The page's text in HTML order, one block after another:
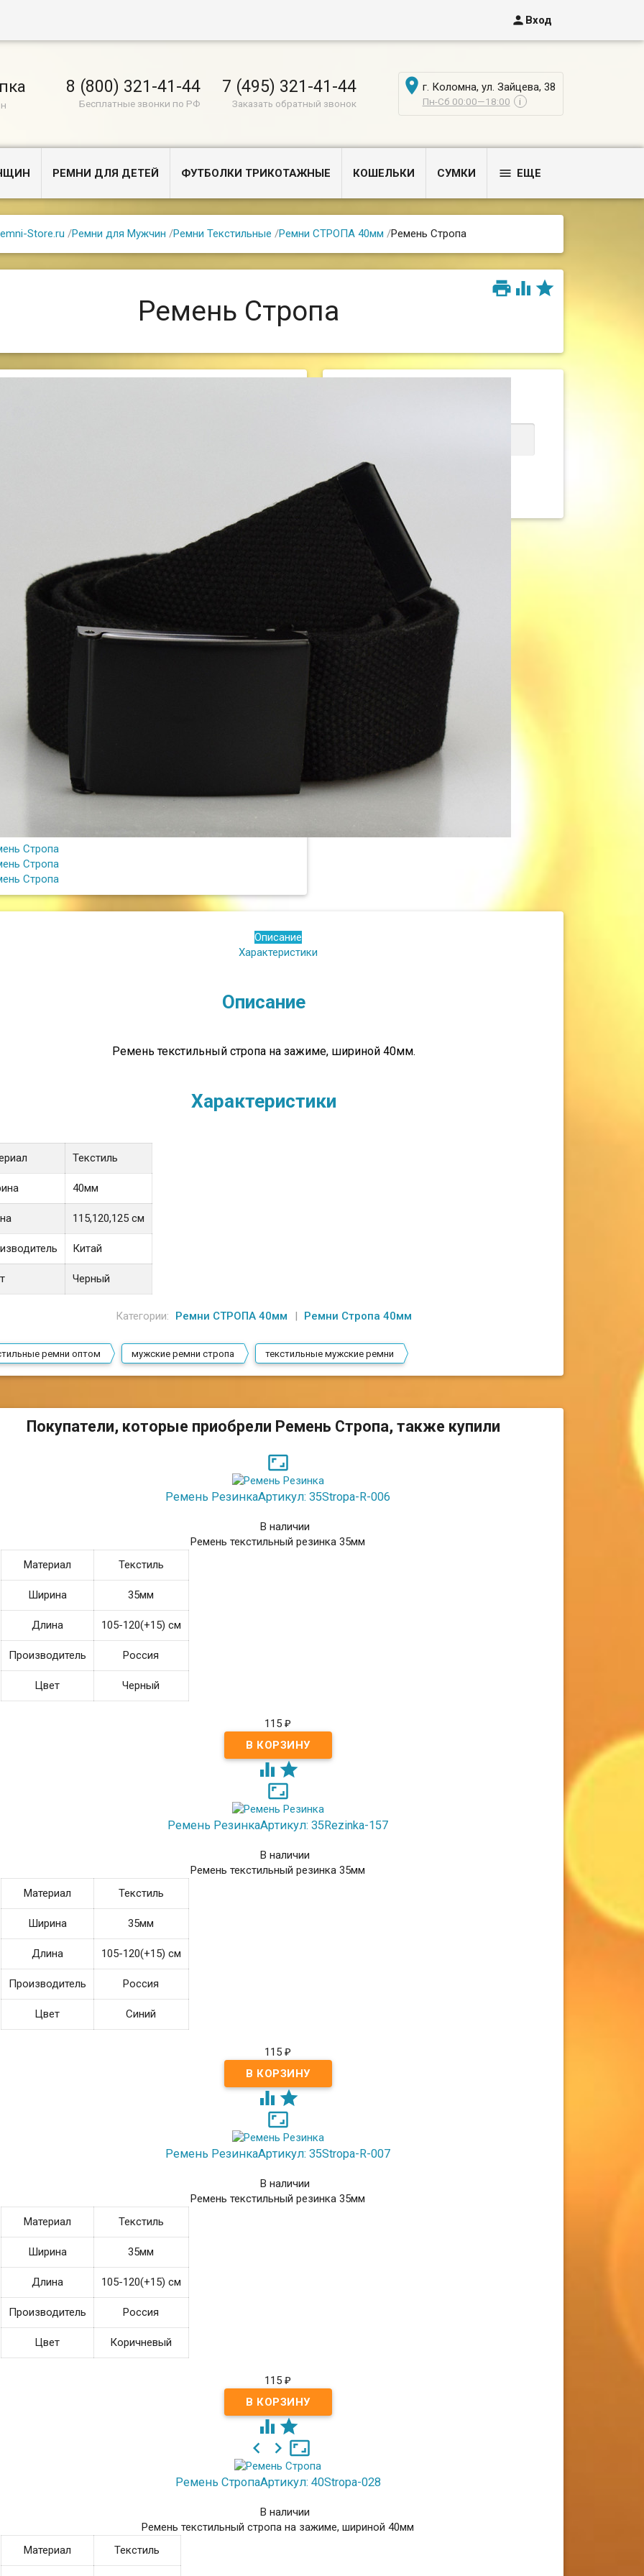
 Вход
8 (800) 321-41-44
Бесплатные звонки по РФ
7 (495) 321-41-44
Заказать обратный звонок
 г. Коломна, ул. Зайцева, 38
Пн-Сб 00:00—18:00 i
РЕМНИ ДЛЯ ДЕТЕЙ ФУТБОЛКИ ТРИКОТАЖНЫЕ КОШЕЛЬКИ СУМКИ  ЕЩЕ
Store.ru /Ремни для Мужчин /Ремни Текстильные /Ремни СТРОПА 40мм /Ремень Стропа
  
Ремень Стропа

Описание
Характеристики
Описание
Ремень текстильный стропа на зажиме, шириной 40мм.
Характеристики
Текстиль
40мм
115,120,125 см
Китай
Черный
Категории: Ремни СТРОПА 40мм Ремни Стропа 40мм
ремни оптом мужские ремни стропа текстильные мужские ремни
Покупатели, которые приобрели Ремень Стропа, также купили

Ремень РезинкаАртикул: 35Stropa-R-006
В наличии
Ремень текстильный резинка 35мм
Материал
Текстиль
Ширина 35мм
Длина 105-120(+15) см
Производитель Россия
Цвет Черный
115₽
 

Ремень РезинкаАртикул: 35Rezinka-157
В наличии
Ремень текстильный резинка 35мм
Материал
Текстиль
Ширина 35мм
Длина 105-120(+15) см
Производитель Россия
Цвет Синий
115₽
 

Ремень РезинкаАртикул: 35Stropa-R-007
В наличии
Ремень текстильный резинка 35мм
Материал
Текстиль
Ширина 35мм
Длина 105-120(+15) см
Производитель Россия
Цвет Коричневый
115₽
 

 
Ремень СтропаАртикул: 40Stropa-028
В наличии
Ремень текстильный стропа на зажиме, шириной 40мм
Материал
Текстиль